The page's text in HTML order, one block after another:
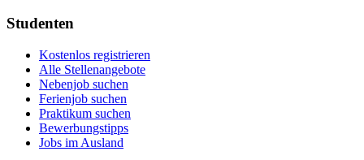
Studenten
Kostenlos registrieren
Alle Stellenangebote
Nebenjob suchen
Ferienjob suchen
Praktikum suchen
Bewerbungstipps
Jobs im Ausland